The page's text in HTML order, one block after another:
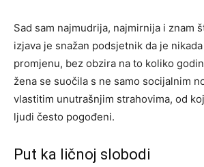
Sad sam najmudrija, najmirnija i znam
izjava je snažan podsjetnik da je
promjenu, bez obzira na to koliko
žena se suočila s ne samo socijalnim
vlastitim unutrašnjim strahovima, od
ljudi često pogođeni.
Put ka ličnoj slobodi